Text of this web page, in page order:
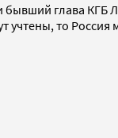
глава КГБ
учтены, то